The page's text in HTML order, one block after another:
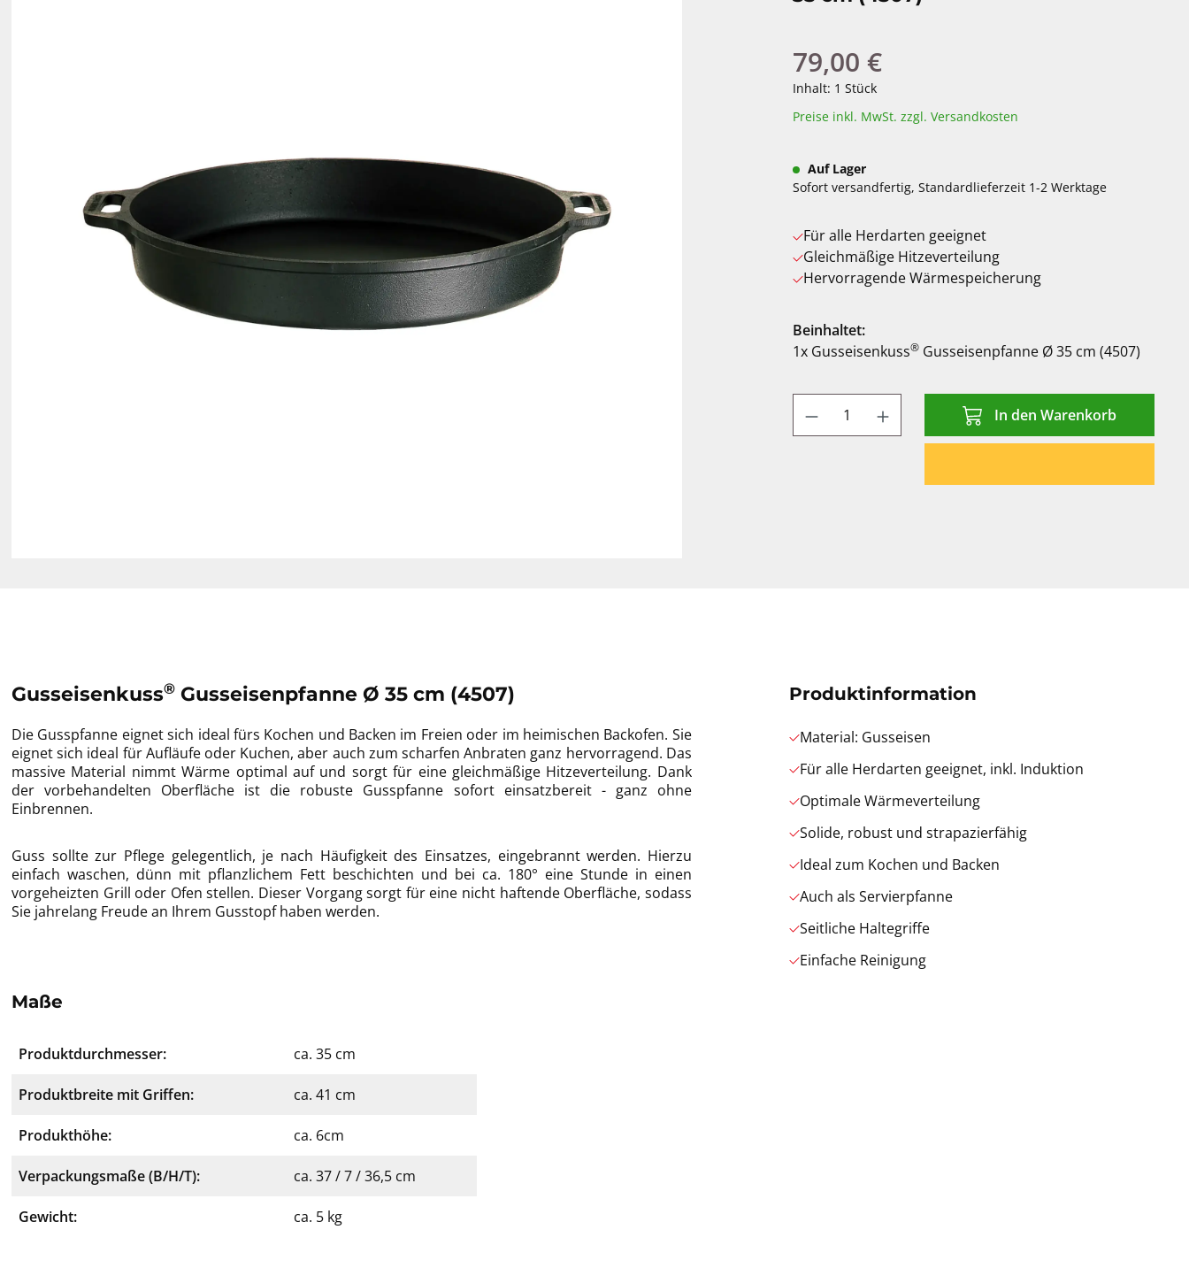
Regulärer Preis:
79,00 €
Inhalt: 1 Stück
Preise inkl. MwSt. zzgl. Versandkosten
Auf Lager
Sofort versandfertig, Standardlieferzeit 1-2 Werktage
Für alle Herdarten geeignet
Gleichmäßige Hitzeverteilung
Hervorragende Wärmespeicherung
Beinhaltet:
1x Gusseisenkuss® Gusseisenpfanne Ø 35 cm (4507)
Produkt Anzahl: Gib denIn den Warenkorb
Gusseisenkuss® Gusseisenpfanne Ø 35 cm (4507)
Die Gusspfanne eignet sich ideal fürs Kochen und Backen im Freien oder im heimischen Backofen. Sie
eignet sich ideal für Aufläufe oder Kuchen, aber auch zum scharfen Anbraten ganz hervorragend. Das
massive Material nimmt Wärme optimal auf und sorgt für eine gleichmäßige Hitzeverteilung. Dank
der vorbehandelten Oberfläche ist die robuste Gusspfanne sofort einsatzbereit - ganz ohne
Einbrennen.
Guss sollte zur Pflege gelegentlich, je nach Häufigkeit des Einsatzes, eingebrannt werden. Hierzu
einfach waschen, dünn mit pflanzlichem Fett beschichten und bei ca. 180° eine Stunde in einen
vorgeheizten Grill oder Ofen stellen. Dieser Vorgang sorgt für eine nicht haftende Oberfläche, sodass
Sie jahrelang Freude an Ihrem Gusstopf haben werden.
Maße
Produktdurchmesser: ca. 35 cm
Produktbreite mit Griffen: ca. 41 cm
Produkthöhe: ca. 6cm
Verpackungsmaße (B/H/T): ca. 37 / 7 / 36,5 cm
Gewicht: ca. 5 kg
Produktinformation
Material: Gusseisen
Für alle Herdarten geeignet, inkl. Induktion
Optimale Wärmeverteilung
Solide, robust und strapazierfähig
Ideal zum Kochen und Backen
Auch als Servierpfanne
Seitliche Haltegriffe
Einfache Reinigung